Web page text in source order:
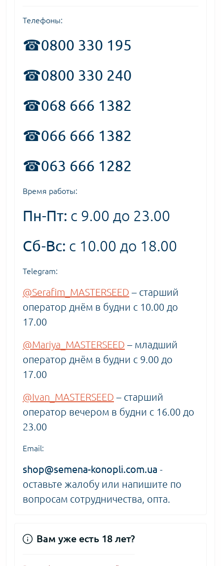
Телефоны:
☎0800 330 195
☎0800 330 240
☎068 666 1382
☎066 666 1382
☎063 666 1282
Время работы:
Пн-Пт: с 9.00 до 23.00
Сб-Вс: с 10.00 до 18.00
Telegram:
@Serafim_MASTERSEED – старший
оператор днём в будни с 10.00 до
17.00
@Mariya_MASTERSEED – младший
оператор днём в будни с 9.00 до
17.00
@Ivan_MASTERSEED – старший
оператор вечером в будни с 16.00 до
23.00
Email:
shop@semena-konopli.com.ua -
оставьте жалобу или напишите по
вопросам сотрудничества, опта.
Вам уже есть 18 лет?